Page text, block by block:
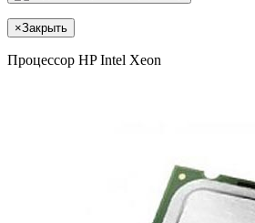
×Закрыть
Процессор HP Intel Xeon